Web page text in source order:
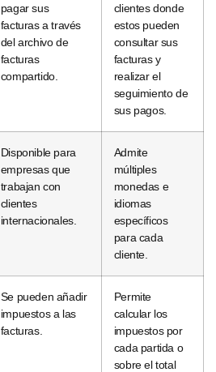
pagar sus
facturas a través
del archivo de
facturas
compartido.
clientes donde
estos pueden
consultar sus
facturas y
realizar el
seguimiento de
sus pagos.
Disponible para
empresas que
trabajan con
clientes
internacionales.
Admite
múltiples
monedas e
idiomas
específicos
para cada
cliente.
Se pueden añadir
impuestos a las
facturas.
Permite
calcular los
impuestos por
cada partida o
sobre el total